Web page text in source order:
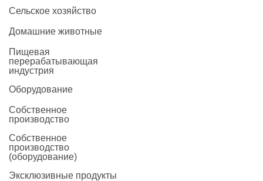
Сельское хозяйство
Домашние животные
Пищевая
перерабатывающая
индустрия
Оборудование
Собственное
производство
Собственное
производство
(оборудование)
Эксклюзивные продукты